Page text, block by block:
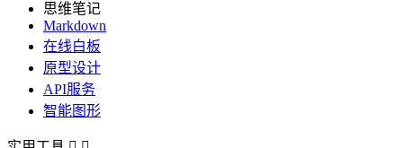
思维笔记
Markdown
在线白板
原型设计
API服务
智能图形